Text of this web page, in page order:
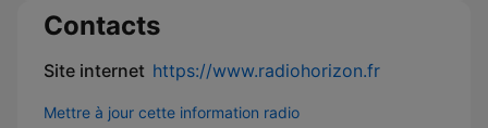
Contacts
Site internet https://www.radiohorizon.fr
Mettre à jour cette information radio